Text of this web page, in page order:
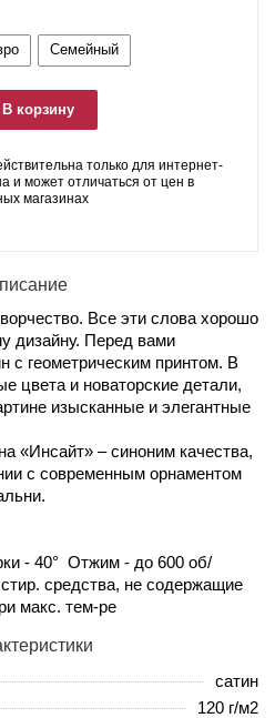
Семейный
В корзину
только для интернет-
и может отличаться от цен в
магазинах
Все эти слова хорошо
дизайну. Перед вами
с геометрическим принтом. В
цвета и новаторские детали,
изысканные и элегантные
«Инсайт» – синоним качества,
с современным орнаментом
- 40° Отжим - до 600 об/
средства, не содержащие
макс. тем-ре
сатин
120 г/м2